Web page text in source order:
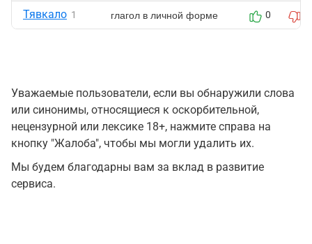
Тявкало 1 глагол в личной форме 0
Уважаемые пользователи, если вы обнаружили слова
или синонимы, относящиеся к оскорбительной,
нецензурной или лексике 18+, нажмите справа на
кнопку "Жалоба", чтобы мы могли удалить их.
Мы будем благодарны вам за вклад в развитие
сервиса.